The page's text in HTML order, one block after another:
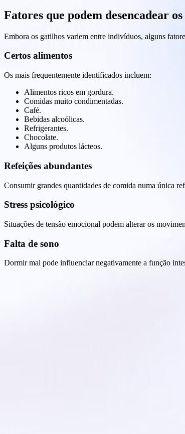
Fatores que podem desencadear
Embora os gatilhos variem entre indivíduos, alguns
Certos alimentos
Os mais frequentemente identificados incluem:
Alimentos ricos em gordura.
Comidas muito condimentadas.
Café.
Bebidas alcoólicas.
Refrigerantes.
Chocolate.
Alguns produtos lácteos.
Refeições abundantes
Consumir grandes quantidades de comida numa única
Stress psicológico
Situações de tensão emocional podem alterar os
Falta de sono
Dormir mal pode influenciar negativamente a função